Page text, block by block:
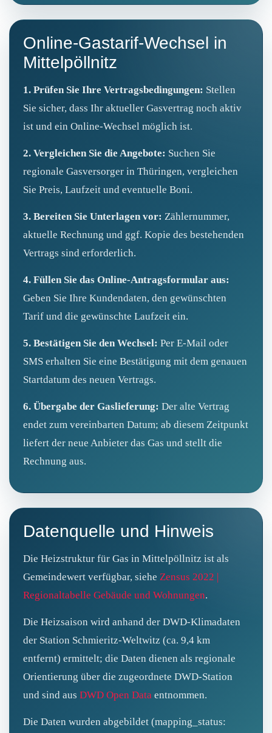
Online-Gastarif-Wechsel in
Mittelpöllnitz
1. Prüfen Sie Ihre Vertragsbedingungen: Stellen
Sie sicher, dass Ihr aktueller Gasvertrag noch aktiv
ist und ein Online‑Wechsel möglich ist.
2. Vergleichen Sie die Angebote: Suchen Sie
regionale Gasversorger in Thüringen, vergleichen
Sie Preis, Laufzeit und eventuelle Boni.
3. Bereiten Sie Unterlagen vor: Zählernummer,
aktuelle Rechnung und ggf. Kopie des bestehenden
Vertrags sind erforderlich.
4. Füllen Sie das Online‑Antragsformular aus:
Geben Sie Ihre Kundendaten, den gewünschten
Tarif und die gewünschte Laufzeit ein.
5. Bestätigen Sie den Wechsel: Per E‑Mail oder
SMS erhalten Sie eine Bestätigung mit dem genauen
Startdatum des neuen Vertrags.
6. Übergabe der Gaslieferung: Der alte Vertrag
endet zum vereinbarten Datum; ab diesem Zeitpunkt
liefert der neue Anbieter das Gas und stellt die
Rechnung aus.
Datenquelle und Hinweis
Die Heizstruktur für Gas in Mittelpöllnitz ist als
Gemeindewert verfügbar, siehe Zensus 2022 |
Regionaltabelle Gebäude und Wohnungen.
Die Heizsaison wird anhand der DWD‑Klimadaten
der Station Schmieritz‑Weltwitz (ca. 9,4 km
entfernt) ermittelt; die Daten dienen als regionale
Orientierung über die zugeordnete DWD‑Station
und sind aus DWD Open Data entnommen.
Die Daten wurden abgebildet (mapping_status: